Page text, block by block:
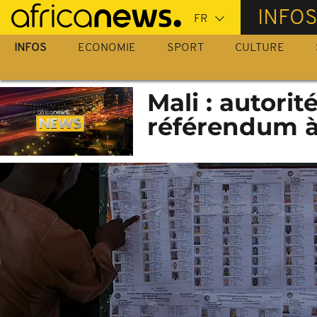
Passer
au
contenu
INFOS
INFOS ECONOMIE SPORT CULTURE
Mali :
référendum